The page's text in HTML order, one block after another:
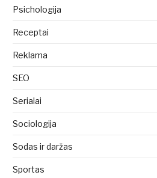
Psichologija
Receptai
Reklama
SEO
Serialai
Sociologija
Sodas ir daržas
Sportas